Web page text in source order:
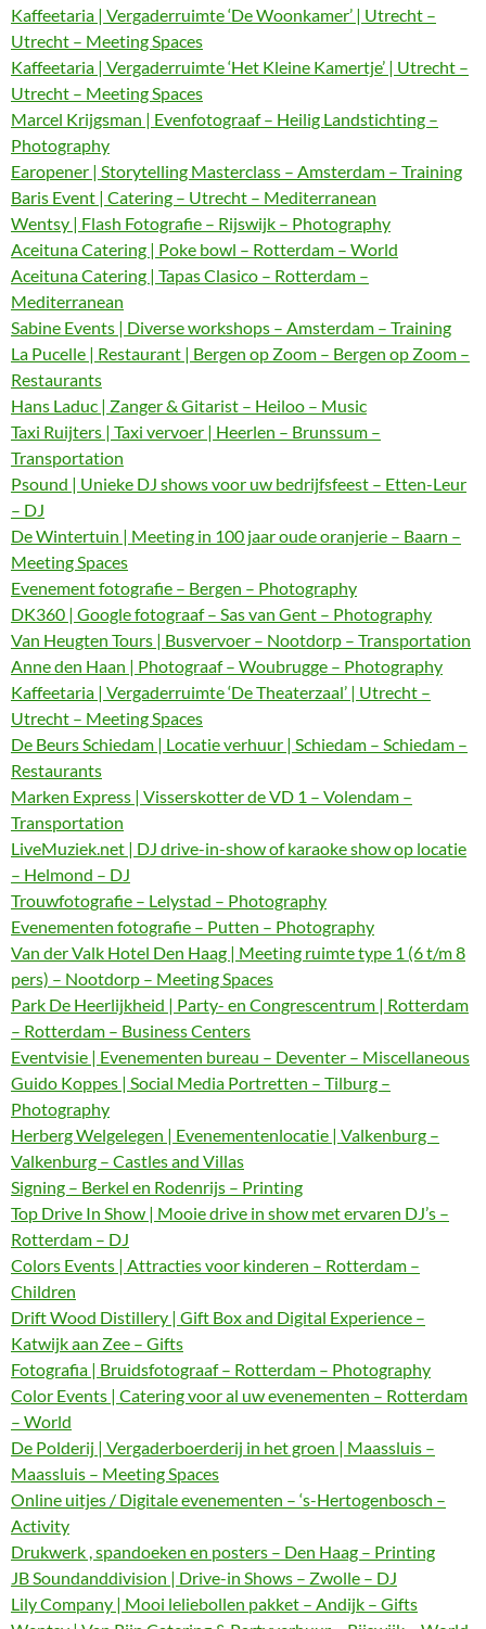
Kaffeetaria | Vergaderruimte ‘De Woonkamer’ | Utrecht –
Utrecht – Meeting Spaces
Kaffeetaria | Vergaderruimte ‘Het Kleine Kamertje’ | Utrecht –
Utrecht – Meeting Spaces
Marcel Krijgsman | Evenfotograaf – Heilig Landstichting –
Photography
Earopener | Storytelling Masterclass – Amsterdam – Training
Baris Event | Catering – Utrecht – Mediterranean
Wentsy | Flash Fotografie – Rijswijk – Photography
Aceituna Catering | Poke bowl – Rotterdam – World
Aceituna Catering | Tapas Clasico – Rotterdam –
Mediterranean
Sabine Events | Diverse workshops – Amsterdam – Training
La Pucelle | Restaurant | Bergen op Zoom – Bergen op Zoom –
Restaurants
Hans Laduc | Zanger & Gitarist – Heiloo – Music
Taxi Ruijters | Taxi vervoer | Heerlen – Brunssum –
Transportation
Psound | Unieke DJ shows voor uw bedrijfsfeest – Etten-Leur
– DJ
De Wintertuin | Meeting in 100 jaar oude oranjerie – Baarn –
Meeting Spaces
Evenement fotografie – Bergen – Photography
DK360 | Google fotograaf – Sas van Gent – Photography
Van Heugten Tours | Busvervoer – Nootdorp – Transportation
Anne den Haan | Photograaf – Woubrugge – Photography
Kaffeetaria | Vergaderruimte ‘De Theaterzaal’ | Utrecht –
Utrecht – Meeting Spaces
De Beurs Schiedam | Locatie verhuur | Schiedam – Schiedam –
Restaurants
Marken Express | Visserskotter de VD 1 – Volendam –
Transportation
LiveMuziek.net | DJ drive-in-show of karaoke show op locatie
– Helmond – DJ
Trouwfotografie – Lelystad – Photography
Evenementen fotografie – Putten – Photography
Van der Valk Hotel Den Haag | Meeting ruimte type 1 (6 t/m 8
pers) – Nootdorp – Meeting Spaces
Park De Heerlijkheid | Party- en Congrescentrum | Rotterdam
– Rotterdam – Business Centers
Eventvisie | Evenementen bureau – Deventer – Miscellaneous
Guido Koppes | Social Media Portretten – Tilburg –
Photography
Herberg Welgelegen | Evenementenlocatie | Valkenburg –
Valkenburg – Castles and Villas
Signing – Berkel en Rodenrijs – Printing
Top Drive In Show | Mooie drive in show met ervaren DJ’s –
Rotterdam – DJ
Colors Events | Attracties voor kinderen – Rotterdam –
Children
Drift Wood Distillery | Gift Box and Digital Experience –
Katwijk aan Zee – Gifts
Fotografia | Bruidsfotograaf – Rotterdam – Photography
Color Events | Catering voor al uw evenementen – Rotterdam
– World
De Polderij | Vergaderboerderij in het groen | Maassluis –
Maassluis – Meeting Spaces
Online uitjes / Digitale evenementen – ‘s-Hertogenbosch –
Activity
Drukwerk , spandoeken en posters – Den Haag – Printing
JB Soundanddivision | Drive-in Shows – Zwolle – DJ
Lily Company | Mooi leliebollen pakket – Andijk – Gifts